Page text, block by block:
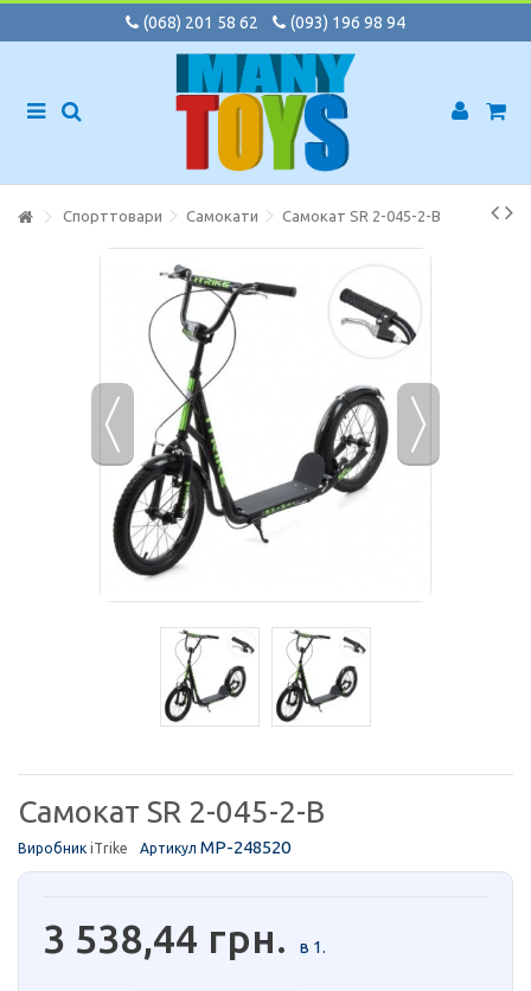
(068) 201 58 62 (093) 196 98 94
Спорттовари Самокати Самокат SR 2-045-2-B
Самокат SR 2-045-2-B
Виробник iTrike Артикул MP-248520
3 538,44 грн. в 1.